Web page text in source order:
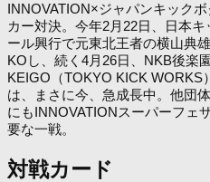
INNOVATION×ジャパンキック
カー対決。今年2月22日、日本
ール興行で元東北王者の横山典
KOし、続く4月26日、NKB後楽
KEIGO（TOKYO KICK WORKS
は、まさに今、急成長中。他団
にもINNOVATIONスーパーフェ
要な一戦。
対戦カード